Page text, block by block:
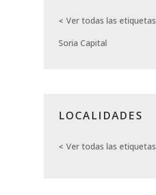
Ver todas las etiquetas
Soria Capital
LOCALIDADES
Ver todas las etiquetas